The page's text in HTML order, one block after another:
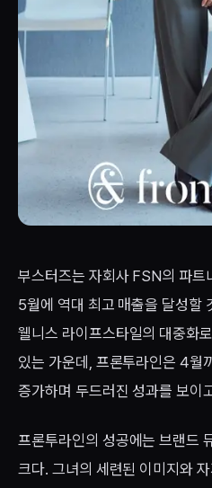
부스터즈는 자회사 FSN의 파트
5월에 역대 최고 매출을 달성할
웰니스 라이프스타일의 대중화
있는 가운데, 프론투라인은 4월
증가하며 두드러진 성과를 보이
프론투라인의 성공에는 브랜드
크다. 그녀의 세련된 이미지와